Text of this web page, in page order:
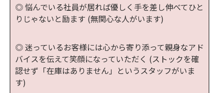
◎ 悩んでいる社員が居れば優しく手を差し伸べてひと
りじゃないと励ます (無関心な人がいます)
◎ 迷っているお客様には心から寄り添って親身なアド
バイスを伝えて笑顔になっていただく (ストックを確
認せず「在庫はありません」というスタッフがいま
す)